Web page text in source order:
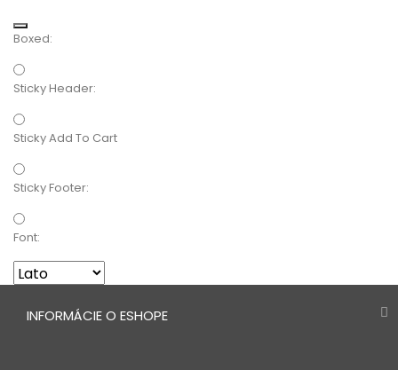
Boxed:
Sticky Header:
Sticky Add To Cart
Sticky Footer:
Font:
INFORMÁCIE O ESHOPE